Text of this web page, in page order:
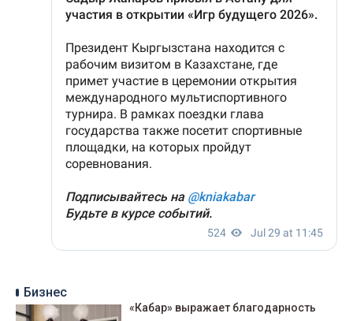
Бизнес
«Кабар» выражает благодарность